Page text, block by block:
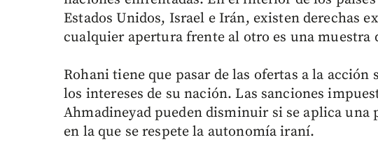
Estados Unidos, Israel e Irán, existen derechas
cualquier apertura frente al otro es una muestra
Rohani tiene que pasar de las ofertas a la acción
los intereses de su nación. Las sanciones
Ahmadineyad pueden disminuir si se aplica
en la que se respete la autonomía iraní.